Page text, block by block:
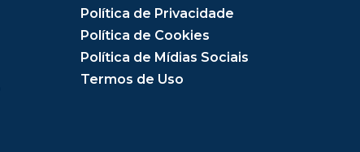
Política de Privacidade
Política de Cookies
Política de Mídias Sociais
Termos de Uso